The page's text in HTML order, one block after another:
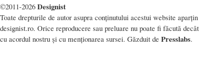
©2011-2026 Designist
Toate drepturile de autor asupra conținutului acestui website aparțin
designist.ro. Orice reproducere sau preluare nu poate fi făcută decât
cu acordul nostru și cu menționarea sursei. Găzduit de Presslabs.